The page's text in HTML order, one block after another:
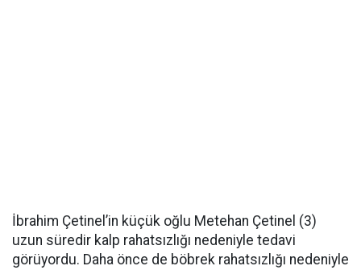
İbrahim Çetinel’in küçük oğlu Metehan Çetinel (3)
uzun süredir kalp rahatsızlığı nedeniyle tedavi
görüyordu. Daha önce de böbrek rahatsızlığı nedeniyle